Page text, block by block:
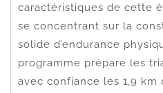
caractéristiques de cette
se concentrant sur la
solide d’endurance
programme prépare les
avec confiance les 1,9 km